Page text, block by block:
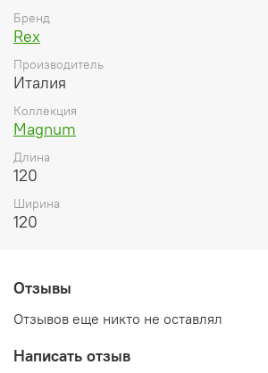
Бренд
Rex
Производитель
Италия
Коллекция
Magnum
Длина
120
Ширина
120
Отзывы
Отзывов еще никто не оставлял
Написать отзыв